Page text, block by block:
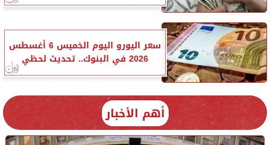
سعر اليورو اليوم الخميس 6 أغسطس
2026 في البنوك.. تحديث لحظي
أهم الأخبار